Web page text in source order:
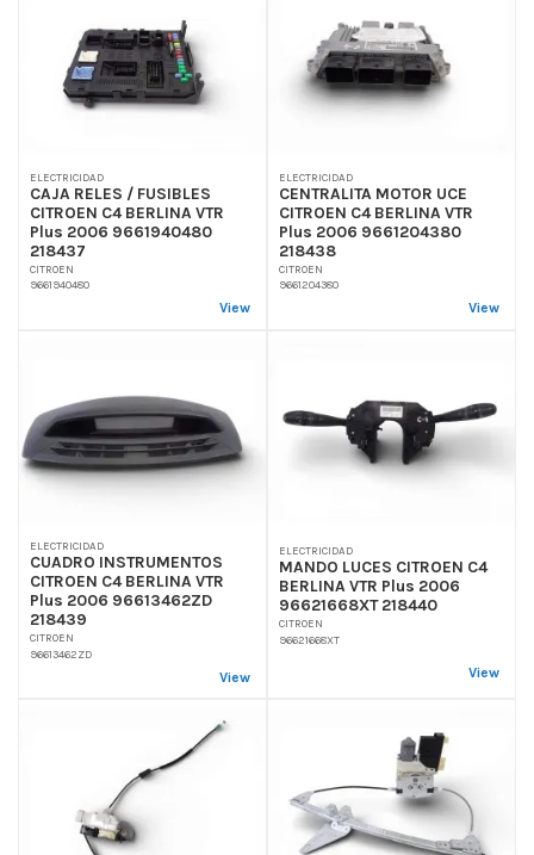
ELECTRICIDAD
CAJA RELES / FUSIBLES
CITROEN C4 BERLINA VTR
Plus 2006 9661940480
218437
CITROEN
9661940480
View
ELECTRICIDAD
CENTRALITA MOTOR UCE
CITROEN C4 BERLINA VTR
Plus 2006 9661204380
218438
CITROEN
9661204380
View
ELECTRICIDAD
CUADRO INSTRUMENTOS
CITROEN C4 BERLINA VTR
Plus 2006 96613462ZD
218439
CITROEN
96613462ZD
View
ELECTRICIDAD
MANDO LUCES CITROEN C4
BERLINA VTR Plus 2006
96621668XT 218440
CITROEN
96621668XT
View